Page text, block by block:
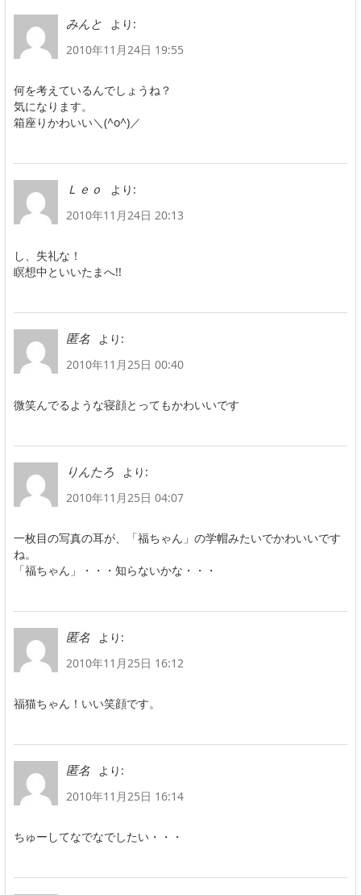
みんと
より:
2010年11月24日 19:55
何を考えているんでしょうね？
気になります。
箱座りかわいい＼(^o^)／
Ｌｅｏ
より:
2010年11月24日 20:13
し、失礼な！
瞑想中といいたまへ!!
匿名
より:
2010年11月25日 00:40
微笑んでるような寝顔とってもかわいいです
りんたろ
より:
2010年11月25日 04:07
一枚目の写真の耳が、「福ちゃん」の学帽みたいでかわいいです
ね。
「福ちゃん」・・・知らないかな・・・
匿名
より:
2010年11月25日 16:12
福猫ちゃん！いい笑顔です。
匿名
より:
2010年11月25日 16:14
ちゅーしてなでなでしたい・・・